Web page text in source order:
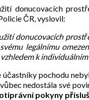
donucovacích
ČR, vyslovil:
donucovacích
legálnímu
k
pochodu
nedostála své
pokyny